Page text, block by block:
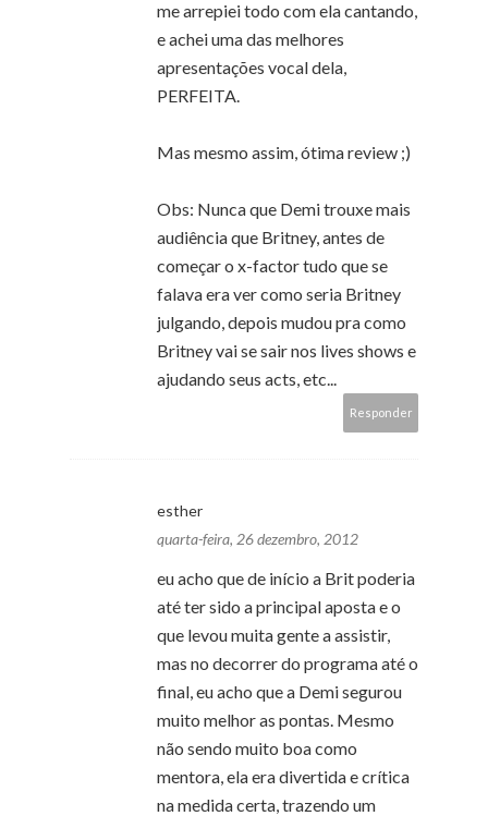
me arrepiei todo com ela cantando,
e achei uma das melhores
apresentações vocal dela,
PERFEITA.
Mas mesmo assim, ótima review ;)
Obs: Nunca que Demi trouxe mais
audiência que Britney, antes de
começar o x-factor tudo que se
falava era ver como seria Britney
julgando, depois mudou pra como
Britney vai se sair nos lives shows e
ajudando seus acts, etc...
Responder
esther
quarta-feira, 26 dezembro, 2012
eu acho que de início a Brit poderia
até ter sido a principal aposta e o
que levou muita gente a assistir,
mas no decorrer do programa até o
final, eu acho que a Demi segurou
muito melhor as pontas. Mesmo
não sendo muito boa como
mentora, ela era divertida e crítica
na medida certa, trazendo um